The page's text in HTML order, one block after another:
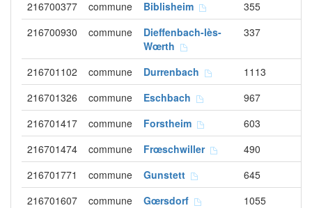
216700377
commune Biblisheim
355
216700930
commune
Dieffenbach-lès-
Wœrth
337
216701102 commune Durrenbach
1113
216701326
commune Eschbach
967
216701417
commune Forstheim
603
216701474
commune Frœschwiller
490
216701771
commune Gunstett
645
216701607
commune Gœrsdorf
1055